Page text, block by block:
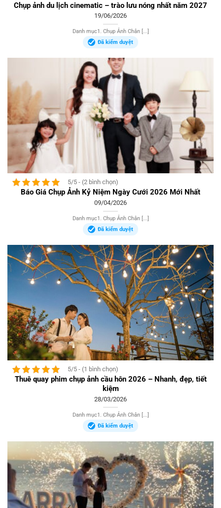
Chụp ảnh du lịch cinematic – trào lưu nóng nhất năm 2027
19/06/2026
Danh mục1. Chụp Ảnh Chân [...]
Đã kiểm duyệt
5/5 - (2 bình chọn)
Báo Giá Chụp Ảnh Kỷ Niệm Ngày Cưới 2026 Mới Nhất
09/04/2026
Danh mục1. Chụp Ảnh Chân [...]
Đã kiểm duyệt
5/5 - (1 bình chọn)
Thuê quay phim chụp ảnh cầu hôn 2026 – Nhanh, đẹp, tiết
kiệm
28/03/2026
Danh mục1. Chụp Ảnh Chân [...]
Đã kiểm duyệt